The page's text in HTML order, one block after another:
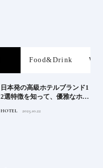
Food&Drink
日本発の高級ホテルブランド1
2選特徴を知って、優雅なホテ
ンド大解剖①
HOTEL 2025.10.22